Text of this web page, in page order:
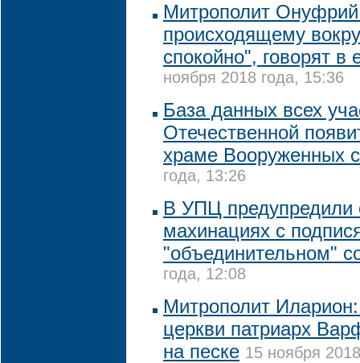
Митрополит Онуфрий
происходящему
спокойно", говорят в
ноября 2018 года, 15:36
База данных всех
Отечественной
храме Вооруженных
года, 13:26
В УПЦ предупредили
махинациях с
"объединительном"
года, 12:08
Митрополит
церкви патриарх
на песке 15 ноября